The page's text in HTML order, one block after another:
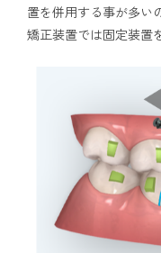
置を併用する事が多い
矯正装置では固定装置